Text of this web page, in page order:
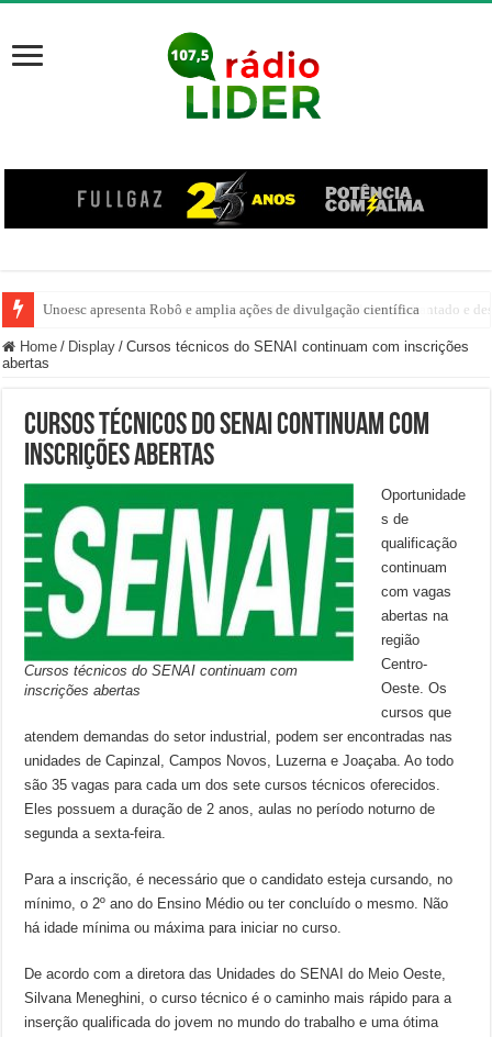
Unoesc apresenta Robô e amplia ações de divulgação científica
Família venezuelana percorre mais de 100 km, paga aluguel adiantado e
Home / Display / Cursos técnicos do SENAI continuam com inscrições
abertas
Cursos técnicos do SENAI continuam com
inscrições abertas
Cursos técnicos do SENAI continuam com
inscrições abertas
Oportunidade
s de
qualificação
continuam
com vagas
abertas na
região
Centro-
Oeste. Os
cursos que
atendem demandas do setor industrial, podem ser encontradas nas
unidades de Capinzal, Campos Novos, Luzerna e Joaçaba. Ao todo
são 35 vagas para cada um dos sete cursos técnicos oferecidos.
Eles possuem a duração de 2 anos, aulas no período noturno de
segunda a sexta-feira.
Para a inscrição, é necessário que o candidato esteja cursando, no
mínimo, o 2º ano do Ensino Médio ou ter concluído o mesmo. Não
há idade mínima ou máxima para iniciar no curso.
De acordo com a diretora das Unidades do SENAI do Meio Oeste,
Silvana Meneghini, o curso técnico é o caminho mais rápido para a
inserção qualificada do jovem no mundo do trabalho e uma ótima